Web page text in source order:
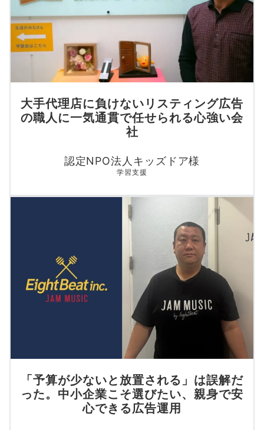
大手代理店に負けないリスティング広告
の職人に一気通貫で任せられる心強い会
社
認定NPO法人キッズドア様
学習支援
「予算が少ないと放置される」は誤解だ
った。中小企業こそ選びたい、親身で安
心できる広告運用